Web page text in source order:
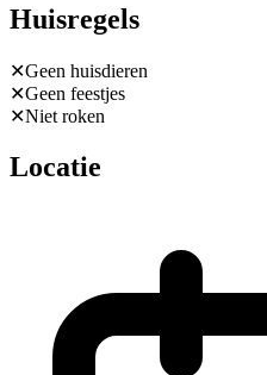
Huisregels
✕Geen huisdieren
✕Geen feestjes
✕Niet roken
Locatie